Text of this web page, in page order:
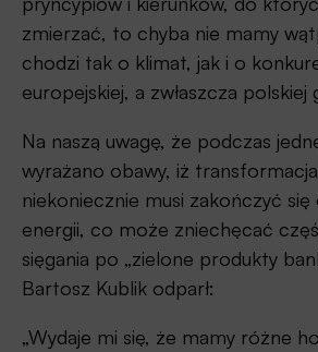
zmierzać, to chyba nie mamy
chodzi tak o klimat, jak i o
europejskiej, a zwłaszcza polskiej
Na naszą uwagę, że podczas
wyrażano obawy, iż
niekoniecznie musi zakończyć
energii, co może zniechęcać
sięgania po „zielone produkty
Bartosz Kublik odparł:
„Wydaje mi się, że mamy różne